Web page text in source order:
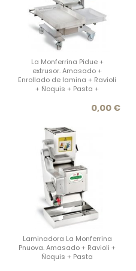
La Monferrina Pidue +
extrusor. Amasado +
Enrollado de lamina + Ravioli
+ Ñoquis + Pasta +
Precio
0,00 €
Laminadora La Monferrina
Pnuova. Amasado + Ravioli +
Ñoquis + Pasta